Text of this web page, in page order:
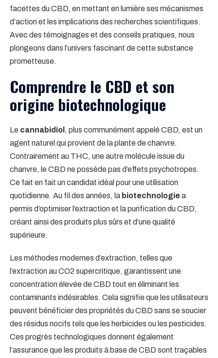
facettes du CBD, en mettant en lumière ses mécanismes
d’action et les implications des recherches scientifiques.
Avec des témoignages et des conseils pratiques, nous
plongeons dans l’univers fascinant de cette substance
prometteuse.
Comprendre le CBD et son
origine biotechnologique
Le cannabidiol , plus communément appelé CBD, est un
agent naturel qui provient de la plante de chanvre.
Contrairement au THC, une autre molécule issue du
chanvre, le CBD ne possède pas d’effets psychotropes.
Ce fait en fait un candidat idéal pour une utilisation
quotidienne. Au fil des années, la biotechnologie a
permis d’optimiser l’extraction et la purification du CBD,
créant ainsi des produits plus sûrs et d’une qualité
supérieure.
Les méthodes modernes d’extraction, telles que
l’extraction au CO2 supercritique, garantissent une
concentration élevée de CBD tout en éliminant les
contaminants indésirables. Cela signifie que les utilisateurs
peuvent bénéficier des propriétés du CBD sans se soucier
des résidus nocifs tels que les herbicides ou les pesticides.
Ces progrès technologiques donnent également
l’assurance que les produits à base de CBD sont traçables